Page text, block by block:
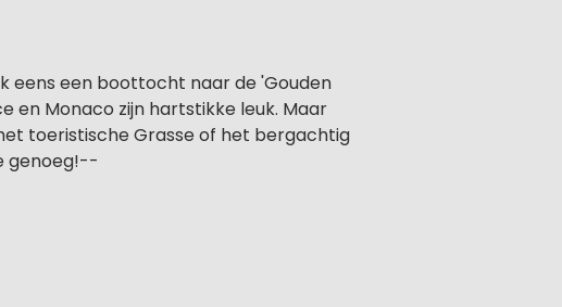
eens een boottocht naar de 'Gouden
en Monaco zijn hartstikke leuk. Maar
toeristische Grasse of het bergachtig
genoeg!--